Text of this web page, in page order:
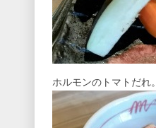
ホルモンのトマトだれ。